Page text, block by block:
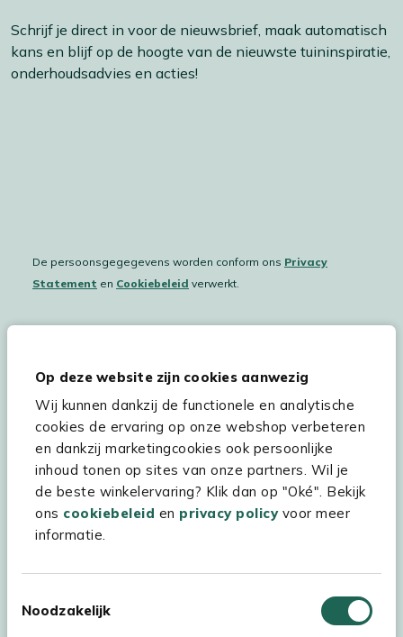
Op deze website zijn cookies aanwezig
Wij kunnen dankzij de functionele en analytische
cookies de ervaring op onze webshop verbeteren
en dankzij marketingcookies ook persoonlijke
inhoud tonen op sites van onze partners. Wil je
de beste winkelervaring? Klik dan op "Oké". Bekijk
ons cookiebeleid en privacy policyvoor meer
informatie.
Noodzakelijk
Schrijf je direct in voor de nieuwsbrief, maak automatisch
kans en blijf op de hoogte van de nieuwste tuininspiratie,
onderhoudsadvies en acties!
De persoonsgegegevens worden conform ons Privacy
Statement en Cookiebeleid verwerkt.
Hulp & service
Assortiment
Kees Smit Tuinmeubelen
Experience Stores XXL